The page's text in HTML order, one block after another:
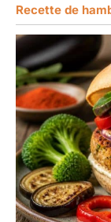
Recette de